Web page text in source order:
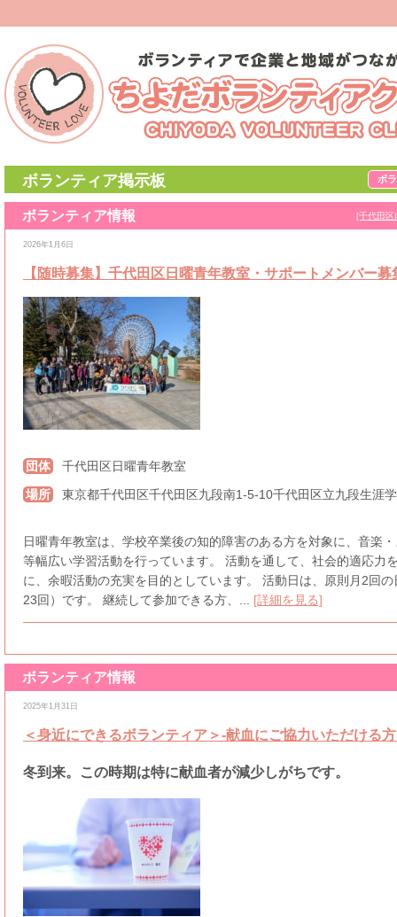
ボランティア掲示板 ボ
ボランティア情報 [千代田区
2026年1月6日
【随時募集】千代田区日曜青年教室・サポートメンバー募
団体
千代田区日曜青年教室
場所
東京都千代田区千代田区九段南1-5-10千代田区立九段生涯
日曜青年教室は、学校卒業後の知的障害のある方を対象に、音楽
等幅広い学習活動を行っています。 活動を通して、社会的適応力
に、余暇活動の充実を目的としています。 活動日は、原則月2回
23回）です。 継続して参加できる方、... [詳細を見る]
ボランティア情報
2025年1月31日
＜身近にできるボランティア＞-献血にご協力いただける
冬到来。この時期は特に献血者が減少しがちです。